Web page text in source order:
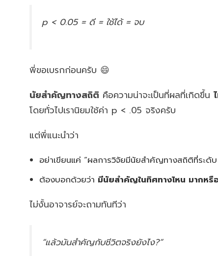
p < 0.05 = ดี = ใช้ได้ = จบ
พี่ขอเบรกก่อนครับ 😄
นัยสำคัญทางสถิติ คือความน่าจะเป็นที่ผลที่เกิดขึ้น
โดยทั่วไปเรานิยมใช้ค่า p < .05 จริงครับ
แต่พี่แนะนำว่า
อย่าเขียนแค่ “ผลการวิจัยมีนัยสำคัญทางสถิติที่ระดั
ต้องบอกด้วยว่า มีนัยสำคัญในทิศทางไหน มากหรื
ไม่งั้นอาจารย์จะถามทันทีว่า
“แล้วมันสำคัญกับชีวิตจริงยังไง?”